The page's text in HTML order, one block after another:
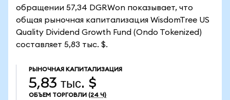
обращении 57,34 DGRWon показывает, что
общая рыночная капитализация WisdomTree US
Quality Dividend Growth Fund (Ondo Tokenized)
составляет 5,83 тыс. $.
РЫНОЧНАЯ КАПИТАЛИЗАЦИЯ
5,83 тыс. $
ОБЪЕМ ТОРГОВЛИ (24 Ч)